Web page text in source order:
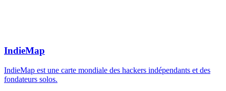
IndieMap
IndieMap est une carte mondiale des hackers indépendants et des
fondateurs solos.